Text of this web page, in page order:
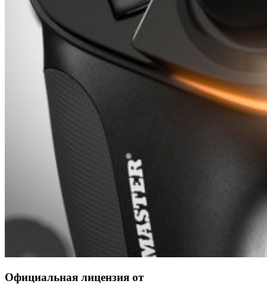
Официальная лицензия от